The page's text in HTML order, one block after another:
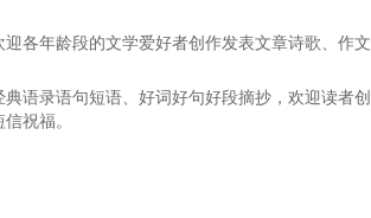
各年龄段的文学爱好者创作发表文章诗歌、作文
语录语句短语、好词好句好段摘抄，欢迎读者创
祝福。